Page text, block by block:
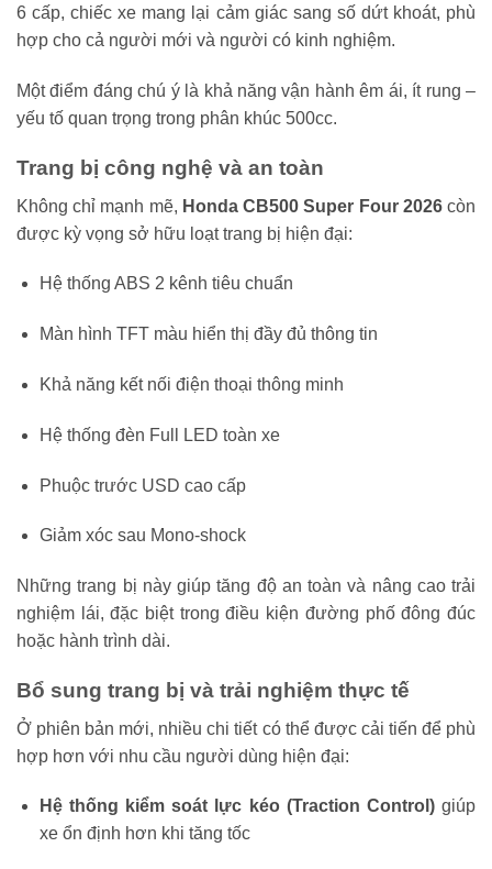
6 cấp, chiếc xe mang lại cảm giác sang số dứt khoát, phù
hợp cho cả người mới và người có kinh nghiệm.
Một điểm đáng chú ý là khả năng vận hành êm ái, ít rung –
yếu tố quan trọng trong phân khúc 500cc.
Trang bị công nghệ và an toàn
Không chỉ mạnh mẽ, Honda CB500 Super Four 2026còn
được kỳ vọng sở hữu loạt trang bị hiện đại:
Hệ thống ABS 2 kênh tiêu chuẩn
Màn hình TFT màu hiển thị đầy đủ thông tin
Khả năng kết nối điện thoại thông minh
Hệ thống đèn Full LED toàn xe
Phuộc trước USD cao cấp
Giảm xóc sau Mono-shock
Những trang bị này giúp tăng độ an toàn và nâng cao trải
nghiệm lái, đặc biệt trong điều kiện đường phố đông đúc
hoặc hành trình dài.
Bổ sung trang bị và trải nghiệm thực tế
Ở phiên bản mới, nhiều chi tiết có thể được cải tiến để phù
hợp hơn với nhu cầu người dùng hiện đại:
Hệ thống kiểm soát lực kéo (Traction Control)giúp
xe ổn định hơn khi tăng tốc